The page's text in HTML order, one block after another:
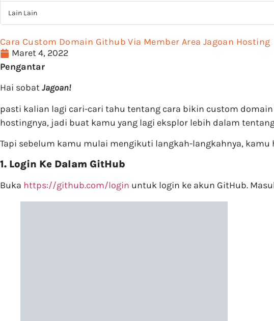
Lain Lain
Cara Custom Domain Github Via Member Area Jagoan Hosting
Maret 4, 2022
Pengantar
Hai sobatJagoan!
pasti kalian lagi cari-cari tahu tentang cara bikin custom
hostingnya, jadi buat kamu yang lagi eksplor lebih dalam
Tapi sebelum kamu mulai mengikuti langkah-langkahnya, kamu
1. Login Ke Dalam GitHub
Buka https://github.com/login untuk login ke akun GitHub.